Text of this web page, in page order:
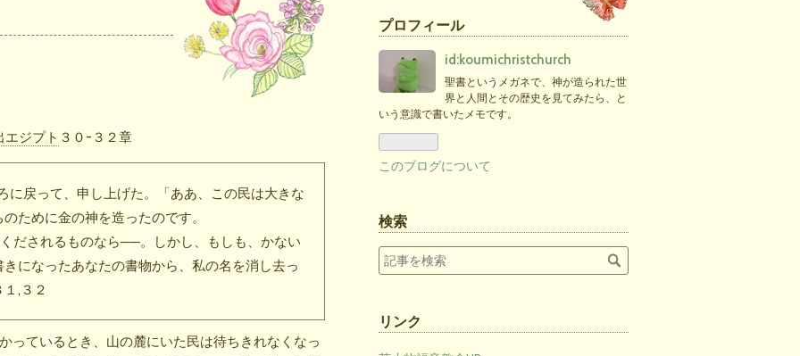
エジプト ３０-３２章
に戻って、申し上げた。「ああ、この民は大きな
ために金の神を造ったのです。
だされるものなら──。しかし、もしも、かない
になったあなたの書物から、私の名を消し去っ
１,３２
っているとき、山の麓にいた民は待ちきれなくなっ
プロフィール
id:koumichristchurch
聖書というメガネで、神が造られた世
界と人間とその歴史を見てみたら、と
いう意識で書いたメモです。
このブログについて
検索
リンク